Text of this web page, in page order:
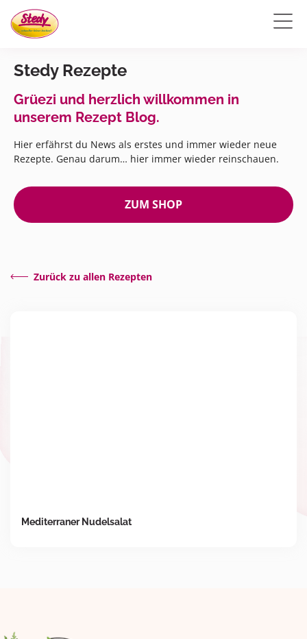
Stedy Rezepte
Grüezi und herzlich willkommen in
unserem Rezept Blog.
Hier erfährst du News als erstes und immer wieder neue
Rezepte. Genau darum… hier immer wieder reinschauen.
ZUM SHOP
Zurück zu allen Rezepten
Mediterraner Nudelsalat